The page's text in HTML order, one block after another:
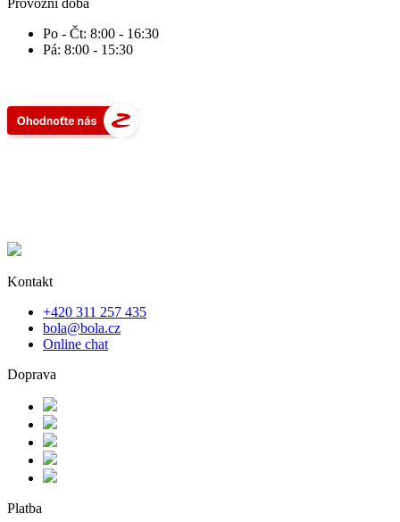
Po - Čt: 8:00 - 16:30
Pá: 8:00 - 15:30
Kontakt
+420 311 257 435
bola@bola.cz
Online chat
Doprava
Platba